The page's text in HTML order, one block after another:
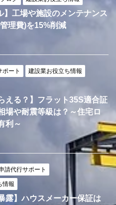
】工場や施設のメンテナンス
理費)を15%削減
ポート 建設業お役立ち情報
える？】フラット35S適合証
場や耐震等級は？～住宅ロ
利～
請代行サポート
情報
露】ハウスメーカー保証は